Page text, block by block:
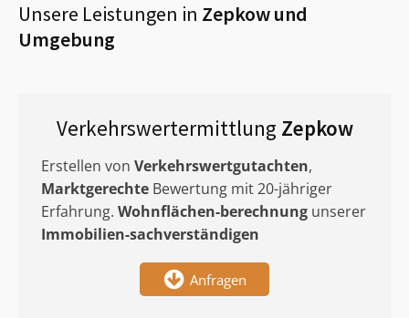
Unsere Leistungen in Zepkowund
Umgebung
Verkehrswertermittlung Zepkow
Erstellen von Verkehrswertgutachten,
Marktgerechte Bewertung mit 20-jähriger
Erfahrung. Wohnflächen-berechnung unserer
Immobilien-sachverständigen
Anfragen